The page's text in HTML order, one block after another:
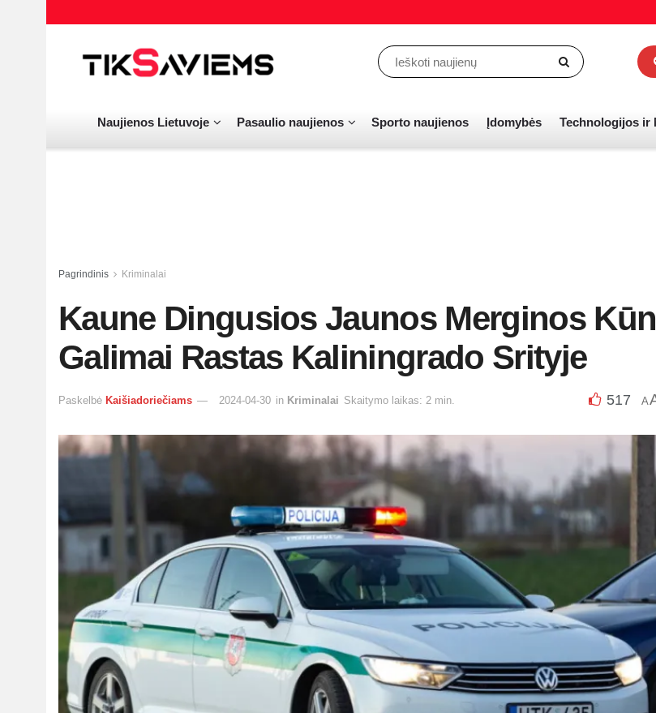
Naujienos Lietuvoje Pasaulio naujienos Sporto naujienos Įdomybės Technologijos ir
Pagrindinis Kriminalai
Kaune Dingusios Jaunos Merginos
Galimai Rastas Kaliningrado Srityje
Paskelbė Kaišiadoriečiams 2024-04-30 in Kriminalai Skaitymo laikas: 2 min. 517 A